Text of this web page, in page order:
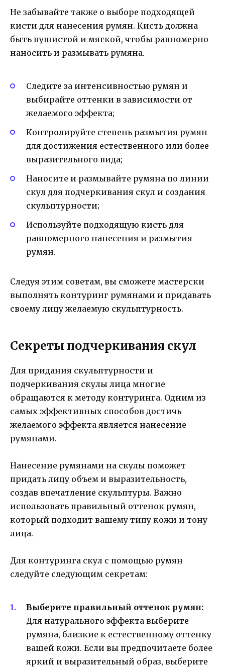
Не забывайте также о выборе подходящей
кисти для нанесения румян. Кисть должна
быть пушистой и мягкой, чтобы равномерно
наносить и размывать румяна.
Следите за интенсивностью румян и
выбирайте оттенки в зависимости от
желаемого эффекта;
Контролируйте степень размытия румян
для достижения естественного или более
выразительного вида;
Наносите и размывайте румяна по линии
скул для подчеркивания скул и создания
скульптурности;
Используйте подходящую кисть для
равномерного нанесения и размытия
румян.
Следуя этим советам, вы сможете мастерски
выполнять контуринг румянами и придавать
своему лицу желаемую скульптурность.
Секреты подчеркивания скул
Для придания скульптурности и
подчеркивания скулы лица многие
обращаются к методу контуринга. Одним из
самых эффективных способов достичь
желаемого эффекта является нанесение
румянами.
Нанесение румянами на скулы поможет
придать лицу объем и выразительность,
создав впечатление скульптуры. Важно
использовать правильный оттенок румян,
который подходит вашему типу кожи и тону
лица.
Для контуринга скул с помощью румян
следуйте следующим секретам:
Выберите правильный оттенок румян:
Для натурального эффекта выберите
румяна, близкие к естественному оттенку
вашей кожи. Если вы предпочитаете более
яркий и выразительный образ, выберите